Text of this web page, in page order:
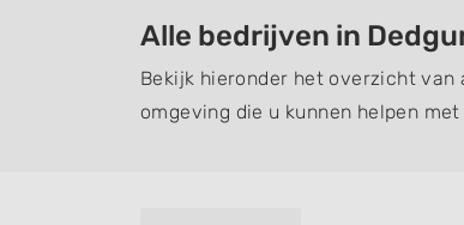
Alle bedrijven in
Bekijk hieronder het overzicht van
omgeving die u kunnen helpen